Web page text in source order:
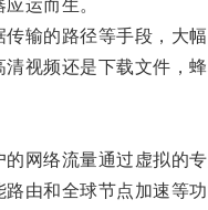
运而生。
的路径等手段，大幅
频还是下载文件，蜂
络流量通过虚拟的专
和全球节点加速等功